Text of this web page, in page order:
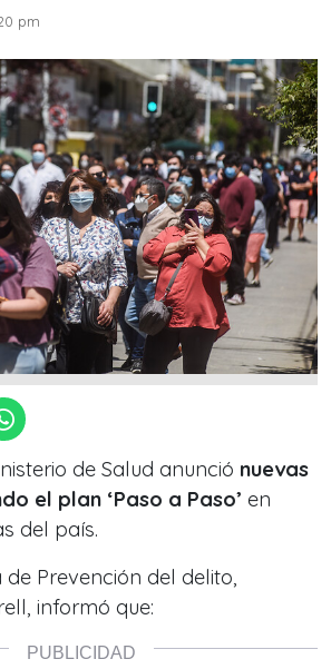
pm
de Salud anunció nuevas
el plan ‘Paso a Paso’ en
del país.
Prevención del delito,
informó que: